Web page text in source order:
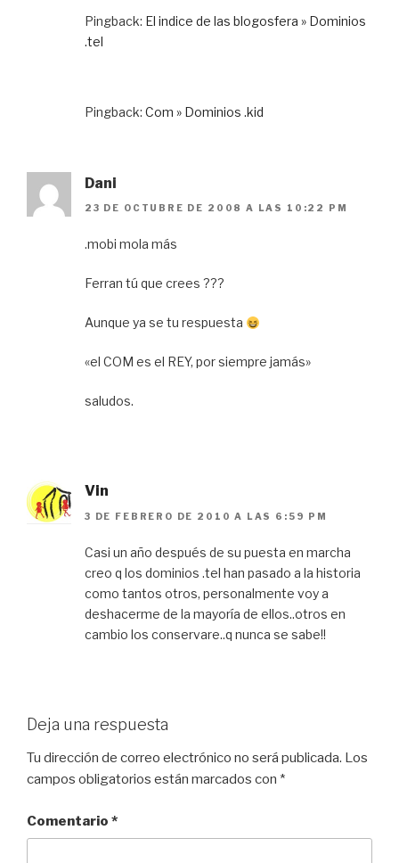
Pingback: El indice de las blogosfera » Dominios
.tel
Pingback: Com » Dominios .kid
Dani
23 DE OCTUBRE DE 2008 A LAS 10:22 PM
.mobi mola más
Ferran tú que crees ???
Aunque ya se tu respuesta
«el COM es el REY, por siempre jamás»
saludos.
Vin
3 DE FEBRERO DE 2010 A LAS 6:59 PM
Casi un año después de su puesta en marcha
creo q los dominios .tel han pasado a la historia
como tantos otros, personalmente voy a
deshacerme de la mayoría de ellos..otros en
cambio los conservare..q nunca se sabe!!
Deja una respuesta
Tu dirección de correo electrónico no será publicada. Los
campos obligatorios están marcados con *
Comentario *